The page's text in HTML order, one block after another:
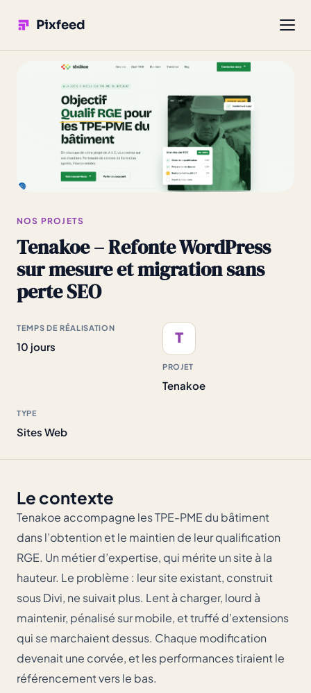
Pixfeed
NOS PROJETS
Tenakoe – Refonte WordPress
sur mesure et migration sans
perte SEO
TEMPS DE RÉALISATION
10 jours T
PROJET
Tenakoe
TYPE
Sites Web
Le contexte
Tenakoe accompagne les TPE-PME du bâtiment
dans l’obtention et le maintien de leur qualification
RGE. Un métier d’expertise, qui mérite un site à la
hauteur. Le problème : leur site existant, construit
sous Divi, ne suivait plus. Lent à charger, lourd à
maintenir, pénalisé sur mobile, et truffé d’extensions
qui se marchaient dessus. Chaque modification
devenait une corvée, et les performances tiraient le
référencement vers le bas.